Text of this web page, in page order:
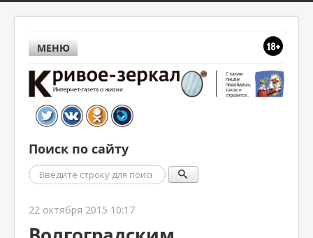
МЕНЮ
Поиск по сайту
Поиск
22 октября 2015 10:17